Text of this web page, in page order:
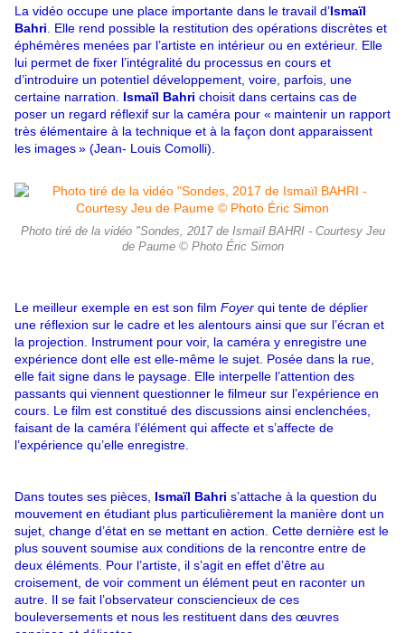
La vidéo occupe une place importante dans le travail d’Ismaïl
Bahri . Elle rend possible la restitution des opérations discrètes et
éphémères menées par l’artiste en intérieur ou en extérieur. Elle
lui permet de fixer l’intégralité du processus en cours et
d’introduire un potentiel développement, voire, parfois, une
certaine narration.
Ismaïl Bahri choisit dans certains cas de
poser un regard réflexif sur la caméra pour « maintenir un rapport
très élémentaire à la technique et à la façon dont apparaissent
les images » (Jean- Louis Comolli).
Photo tiré de la vidéo "Sondes, 2017 de Ismaïl BAHRI - Courtesy Jeu
de Paume © Photo Éric Simon
Le meilleur exemple en est son film Foyer qui tente de déplier
une réflexion sur le cadre et les alentours ainsi que sur l’écran et
la projection. Instrument pour voir, la caméra y enregistre une
expérience dont elle est elle-même le sujet. Posée dans la rue,
elle fait signe dans le paysage. Elle interpelle l’attention des
passants qui viennent questionner le filmeur sur l’expérience en
cours. Le film est constitué des discussions ainsi enclenchées,
faisant de la caméra l’élément qui affecte et s’affecte de
l’expérience qu’elle enregistre.
Dans toutes ses pièces, Ismaïl Bahri s’attache à la question du
mouvement en étudiant plus particulièrement la manière dont un
sujet, change d’état en se mettant en action. Cette dernière est le
plus souvent soumise aux conditions de la rencontre entre de
deux éléments. Pour l’artiste, il s’agit en effet d’être au
croisement, de voir comment un élément peut en raconter un
autre. Il se fait l’observateur consciencieux de ces
bouleversements et nous les restituent dans des œuvres